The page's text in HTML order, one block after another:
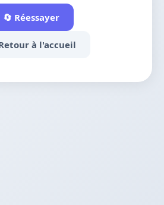
🔄 Réessayer
à l'accueil